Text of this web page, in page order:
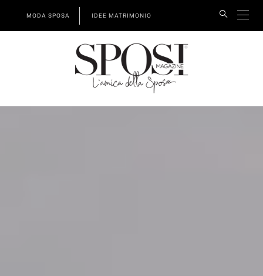
MODA SPOSA IDEE MATRIMONIO